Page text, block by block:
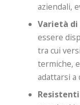
aziendali,
Varietà di
essere
tra cui
termiche,
adattarsi a